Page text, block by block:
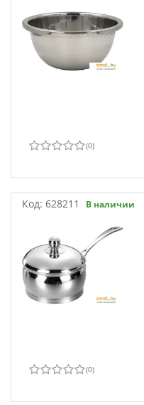
(0)
Код: 628211 В наличии
(0)